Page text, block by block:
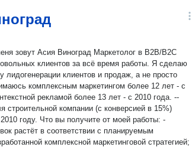
Виноград Маркетолог в B2B/B2C
клиентов за всё время работы. Я сделаю
лидогенерации клиентов и продаж, а не просто
рекламой более 13 лет - с 2010 года. --
строительной компании (с конверсией в 15%)
от моей работы: -
растёт в соответствии с планируемым
комплексной маркетинговой стратегией;